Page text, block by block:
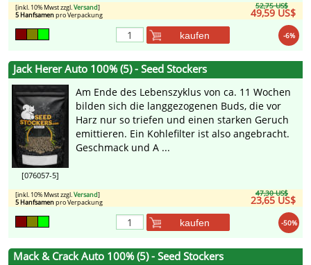
52,75 US$
49,59 US$
[inkl. 10% Mwst zzgl.Versand]
5 Hanfsamenpro Verpackung
-6%
kaufen
Jack Herer Auto 100% (5) - Seed Stockers
[076057-5]
Am Ende des Lebenszyklus von ca. 11 Wochen
bilden sich die langgezogenen Buds, die vor
Harz nur so triefen und einen starken Geruch
emittieren. Ein Kohlefilter ist also angebracht.
Geschmack und A ...
47,30 US$
23,65 US$
[inkl. 10% Mwst zzgl.Versand]
5 Hanfsamenpro Verpackung
-50%
kaufen
Mack & Crack Auto 100% (5) - Seed Stockers